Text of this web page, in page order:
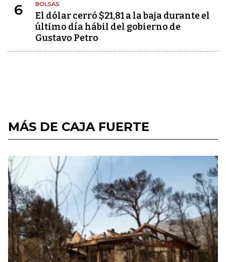
6 BOLSAS
El dólar cerró $21,81 a la baja durante el
último día hábil del gobierno de
Gustavo Petro
MÁS DE CAJA FUERTE